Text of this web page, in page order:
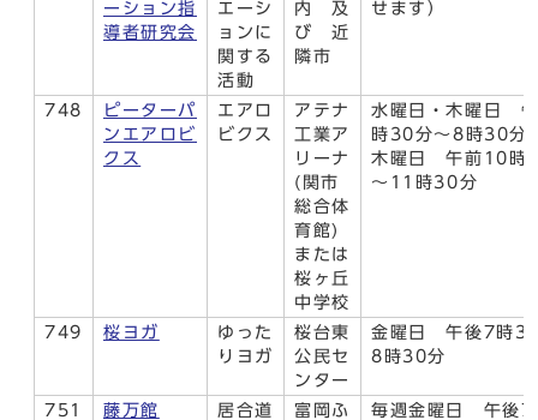
ーション指
導者研究会
エーシ
ョンに
関する
活動
内 及
び 近
隣市
せます）
748
ピーターパ
ンエアロビ
クス
エアロ
ビクス
アテナ
工業ア
リーナ
(関市
総合体
育館)
または
桜ヶ丘
中学校
水曜日・木曜日
時30分～8時30
木曜日 午前10時
～11時30分
749 桜ヨガ
ゆった
りヨガ
桜台東
公民セ
ンター
金曜日 午後7時
8時30分
751 藤万館
居合道
富岡ふ
毎週金曜日 午後7